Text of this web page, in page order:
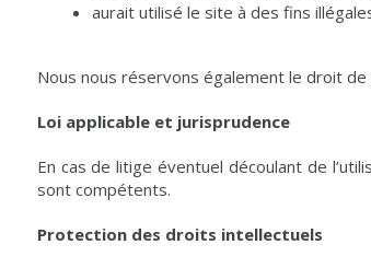
aurait utilisé le site à des fins
Nous nous réservons également le droit
Loi applicable et jurisprudence
En cas de litige éventuel découlant de
sont compétents.
Protection des droits intellectuels